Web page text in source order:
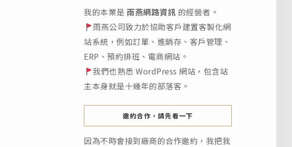
我的本業是 雨燕網路資訊 的經營者。
雨燕公司致力於協助客戶建置客製化網
站系統，例如訂單、進銷存、客戶管理、
ERP、預約排班、電商網站。
我們也熟悉 WordPress 網站，包含站
主本身就是十幾年的部落客。
邀約合作，請先看一下
因為不時會接到廠商的合作邀約，我把我